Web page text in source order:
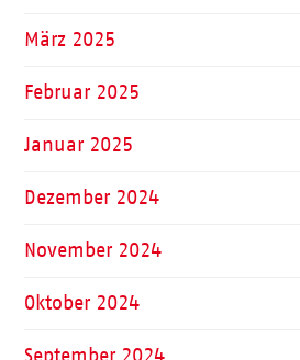
März 2025
Februar 2025
Januar 2025
Dezember 2024
November 2024
Oktober 2024